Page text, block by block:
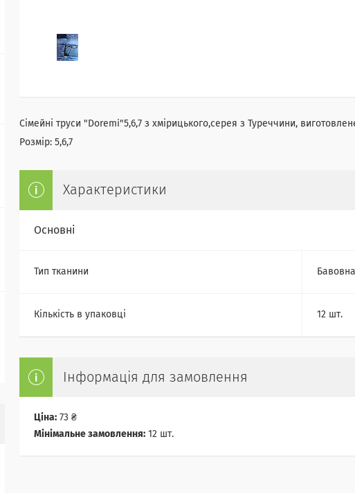
Сімейні труси "Doremi"5,6,7 з хмірицького,серея з Туреччини,
Розмір: 5,6,7
Характеристики
Основні
Тип тканини Бавовна
Кількість в упаковці 12 шт.
Інформація для замовлення
Ціна: 73 ₴
Мінімальне замовлення: 12 шт.